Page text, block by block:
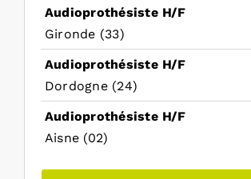
Audioprothésiste H/F
Gironde (33)
Audioprothésiste H/F
Dordogne (24)
Audioprothésiste H/F
Aisne (02)